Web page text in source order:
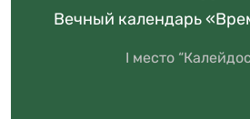
Вечный календарь
I место